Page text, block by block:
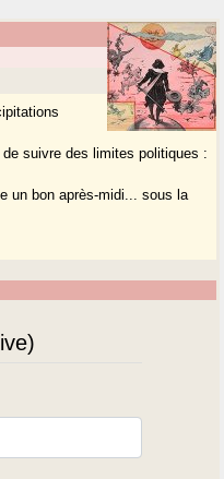
suivre des limites politiques :
un bon après-midi... sous la